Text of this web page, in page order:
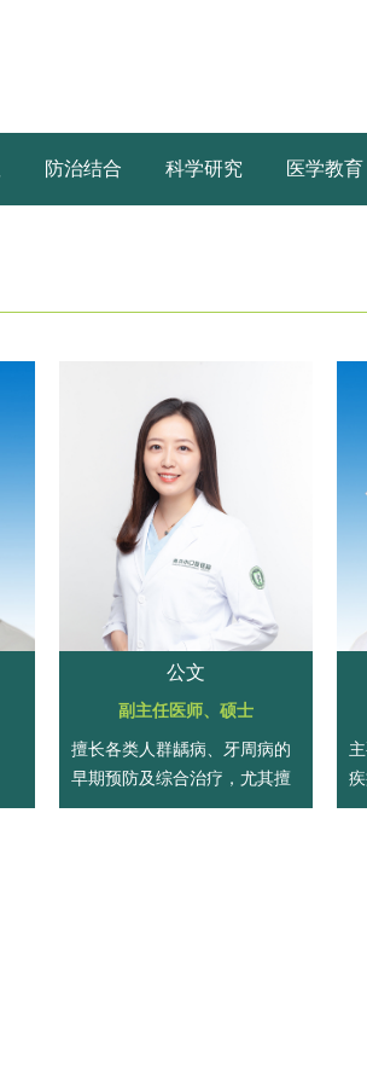
防治结合 科学研究 医学教育
公文
副主任医师、硕士
擅长各类人群龋病、牙周病的
早期预防及综合治疗，尤其擅
长儿童、妊娠期妇女、老年人